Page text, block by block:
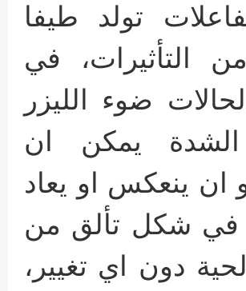
تولد طيفا
التأثيرات، في
ضوء الليزر
يمكن ان
ان ينعكس او يعاد
في شكل تألق من
دون اي تغيير،